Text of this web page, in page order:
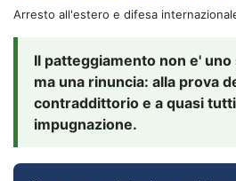
Arresto all'estero e difesa
Il patteggiamento non e'
ma una rinuncia: alla prova
contraddittorio e a quasi
impugnazione.